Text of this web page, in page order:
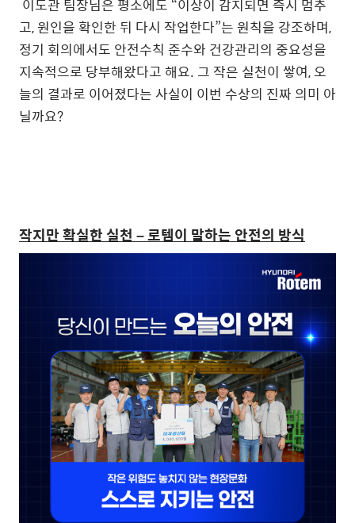
이도관 팀장님은 평소에도 “이상이 감지되면 즉시 멈추
고, 원인을 확인한 뒤 다시 작업한다”는 원칙을 강조하며,
정기 회의에서도 안전수칙 준수와 건강관리의 중요성을
지속적으로 당부해왔다고 해요. 그 작은 실천이 쌓여, 오
늘의 결과로 이어졌다는 사실이 이번 수상의 진짜 의미 아
닐까요?
작지만 확실한 실천 – 로템이 말하는 안전의 방식